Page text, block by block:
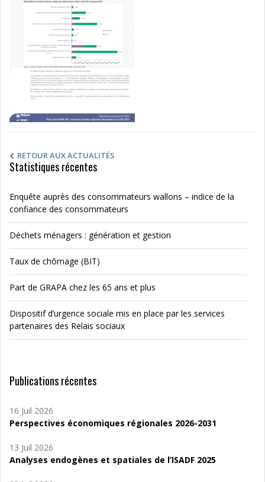
RETOUR AUX ACTUALITÉS
Statistiques récentes
Enquête auprès des consommateurs wallons – indice de la
confiance des consommateurs
Déchets ménagers : génération et gestion
Taux de chômage (BIT)
Part de GRAPA chez les 65 ans et plus
Dispositif d’urgence sociale mis en place par les services
partenaires des Relais sociaux
Publications récentes
16 Juil 2026
Perspectives économiques régionales 2026-2031
13 Juil 2026
Analyses endogènes et spatiales de l’ISADF 2025